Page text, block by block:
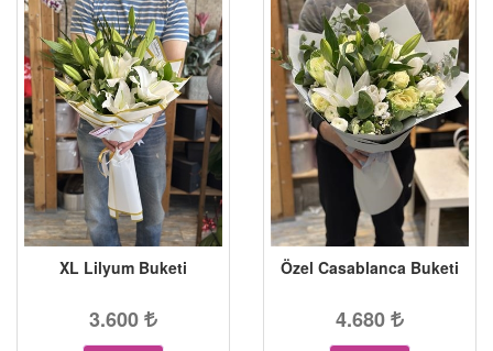
XL Lilyum Buketi
3.600
Özel Casablanca Buketi
4.680